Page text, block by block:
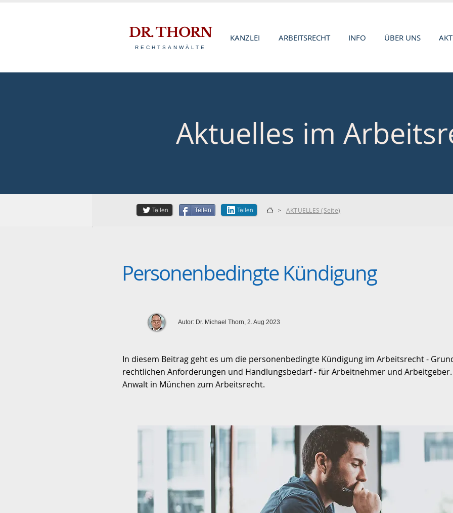
DR. THORN KANZLEI ARBEITSRECHT INFO ÜBER UNS
RECHTSANWÄLTE
Aktuelles im
Teilen Teilen Teilen > AKTUELLES (Seite)
Personenbedingte Kündigung
Autor: Dr. Michael Thorn, 2. Aug 2023
In diesem Beitrag geht es um die personenbedingte Kündigung im Arbeitsrecht -
rechtlichen Anforderungen und Handlungsbedarf - für Arbeitnehmer und
Anwalt in München zum Arbeitsrecht.